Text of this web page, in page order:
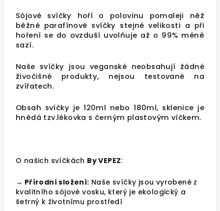
Sójové svíčky hoří o polovinu pomaleji něž
běžné parafínové svíčky stejné velikosti a při
hoření se do ovzduší uvolňuje až o 99% méně
sazí.
Naše svíčky jsou veganské neobsahují žádné
živočišné produkty, nejsou testované na
zvířatech.
Obsah svíčky je 120ml nebo 180ml, sklenice je
hnědá tzv.lékovka s černým plastovým víčkem.
O našich svíčkách By VEPEZ:
→ Přírodní složení: Naše svíčky jsou vyrobené z
kvalitního sójové vosku, který je ekologický a
šetrný k životnímu prostředí